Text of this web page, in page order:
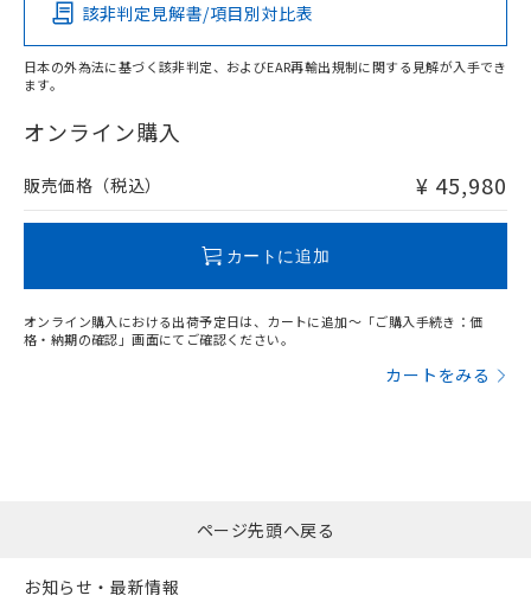
O
在庫等で未対応品が混在する可能性があります。
問い合わせください。
該非判定見解書/項目別対比表
日本の外為法に基づく該非判定、およびEAR再輸出規制に関する見解が入手でき
ます。
オンライン購入
販売価格（税込） ¥ 45,980
カートに追加
オンライン購入における出荷予定日は、カートに追加～「ご購入手続き：価
格・納期の確認」画面にてご確認ください。
カートをみる
ページ先頭へ戻る
お知らせ・最新情報